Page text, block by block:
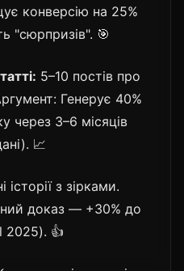
конверсію на 25%
"сюрпризів". 🎯
5–10 постів про
Генерує 40%
через 3–6 місяців
📈
історії з зірками.
доказ — +30% до
2025). 👍